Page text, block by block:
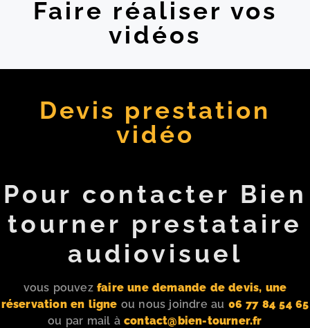
Faire réaliser vos
vidéos
Devis prestation
vidéo
Pour contacter Bien
tourner prestataire
audiovisuel
vous pouvezfaire une demande de devis, une
réservation en ligne ou nous joindre au 06 77 84 54 65
ou par mail àcontact@bien-tourner.fr